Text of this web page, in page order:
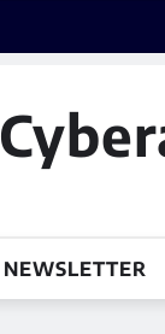
NEWSLETTER